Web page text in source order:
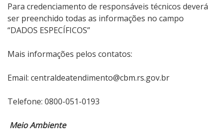
Para credenciamento de responsáveis técnicos deverá
ser preenchido todas as informações no campo
“DADOS ESPECÍFICOS”
Mais informações pelos contatos:
Email: centraldeatendimento@cbm.rs.gov.br
Telefone: 0800-051-0193
Meio Ambiente